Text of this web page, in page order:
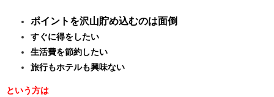
ポイントを沢山貯め込むのは面倒
すぐに得をしたい
生活費を節約したい
旅行もホテルも興味ない
という方は